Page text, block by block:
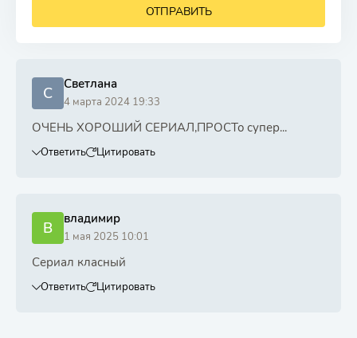
ОТПРАВИТЬ
С Светлана
4 марта 2024 19:33
ОЧЕНЬ ХОРОШИЙ СЕРИАЛ,ПРОСТо супер...
Ответить Цитировать
В владимир
1 мая 2025 10:01
Сериал класный
Ответить Цитировать